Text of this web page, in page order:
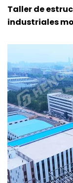
Taller de
industriales